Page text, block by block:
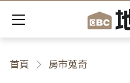
首頁 房市蒐奇